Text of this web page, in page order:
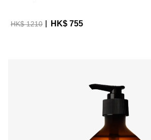
HK$ 1210 HK$ 755